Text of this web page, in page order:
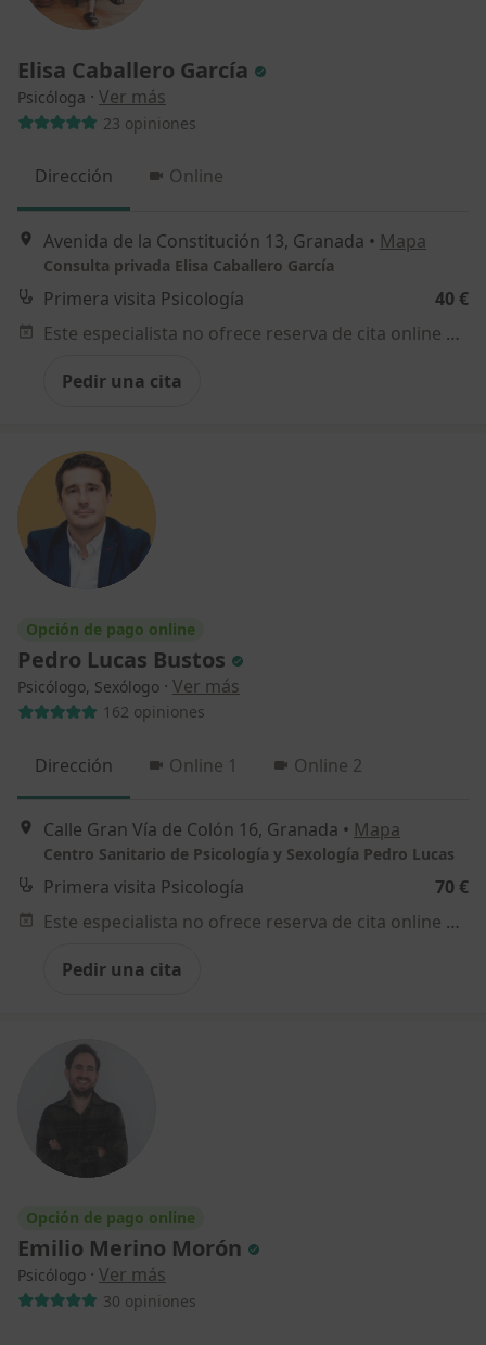
Elisa Caballero García
Psicóloga · Ver más
23 opiniones
Dirección Online
Avenida de la Constitución 13, Granada • Mapa
Consulta privada Elisa Caballero García
Primera visita Psicología
40 €
Este especialista no ofrece reserva de cita online en esta dirección.
Pedir una cita
Opción de pago online
Pedro Lucas Bustos
Psicólogo, Sexólogo · Ver más
162 opiniones
Dirección Online 1 Online 2
Calle Gran Vía de Colón 16, Granada • Mapa
Centro Sanitario de Psicología y Sexología Pedro Lucas
Primera visita Psicología
70 €
Este especialista no ofrece reserva de cita online en esta dirección.
Pedir una cita
Opción de pago online
Emilio Merino Morón
Psicólogo · Ver más
30 opiniones